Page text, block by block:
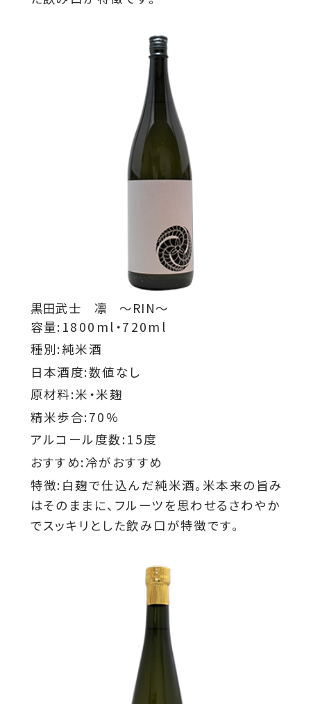
黒田武士 凛 ～RIN～
容量:1800ml・720ml
種別:純米酒
日本酒度:数値なし
原材料:米・米麹
精米歩合:70%
アルコール度数:15度
おすすめ:冷がおすすめ
特徴:白麹で仕込んだ純米酒。米本来の旨み
はそのままに、フルーツを思わせるさわやか
でスッキリとした飲み口が特徴です。